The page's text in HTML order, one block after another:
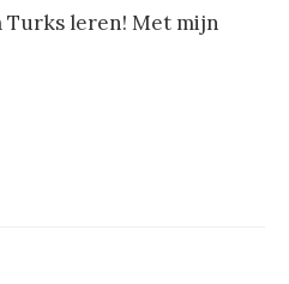
leren! Met mijn